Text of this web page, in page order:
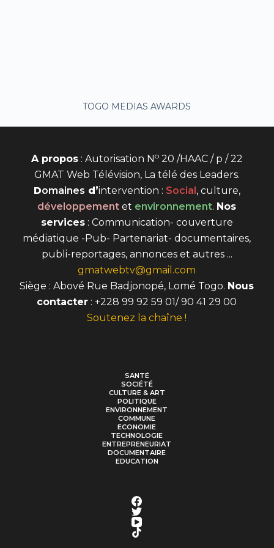
TOGO MEDIAS AWARDS
A propos: Autorisation N o20 /HAAC / p / 22
GMAT Web Télévision, La télé des Leaders.
Domaines d’intervention : Social , culture,
développement et environnement. Nos
services: Communication- couverture
médiatique -Pub- Partenariat- documentaires,
publi-reportages, annonces et autres ...
gmatwebtv@gmail.com
Siège : Abové Rue Badjonopé, Lomé Togo. Nous
contacter : +228 99 92 59 01/ 90 41 29 00
Soutenez la chaîne !
SANTÉ
SOCIÉTÉ
CULTURE & ART
POLITIQUE
ENVIRONNEMENT
COMMUNE
ECONOMIE
TECHNOLOGIE
ENTREPRENEURIAT
DOCUMENTAIRE
EDUCATION